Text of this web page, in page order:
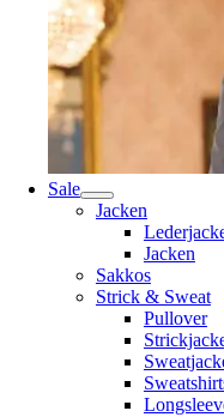
Sale
Jacken
Jacken
Sakkos
Strick & Sweat
Pullover